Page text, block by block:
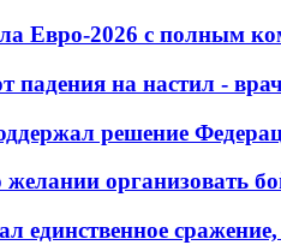
Евро-2026 с полным
падения на настил -
решение
желании организовать
единственное